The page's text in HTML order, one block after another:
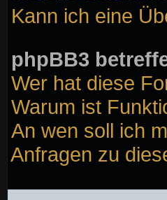
Kann ich eine
phpBB3
Wer hat diese
Warum ist
An wen soll ich
Anfragen zu